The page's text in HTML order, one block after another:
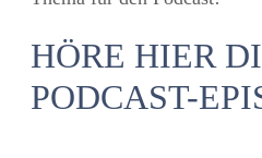
HÖRE HIER
PODCAST-